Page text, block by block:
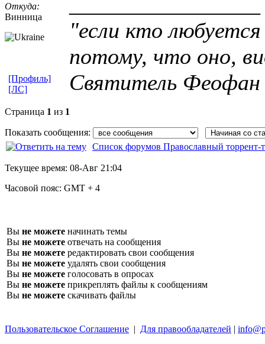
Откуда:
Винница
"если кто
потому, что оно,
Святитель Феофан
[Профиль]
[ЛС]
Страница 1 из 1
Показать сообщения:
Список форумов Православный торрент-
Текущее время: 08-Авг 21:04
Часовой пояс: GMT + 4
Вы не можете начинать темы
Вы не можете отвечать на сообщения
Вы не можете редактировать свои сообщения
Вы не можете удалять свои сообщения
Вы не можете голосовать в опросах
Вы не можете прикреплять файлы к сообщениям
Вы не можете скачивать файлы
Пользовательское Соглашение | Для правообладателей |